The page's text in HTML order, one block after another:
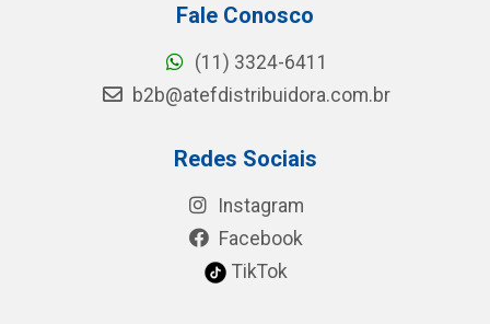
Fale Conosco
(11) 3324-6411
b2b@atefdistribuidora.com.br
Redes Sociais
Instagram
Facebook
TikTok